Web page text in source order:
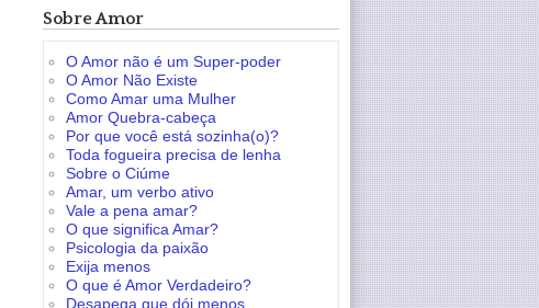
Sobre Amor
O Amor não é um Super-poder
O Amor Não Existe
Como Amar uma Mulher
Amor Quebra-cabeça
Por que você está sozinha(o)?
Toda fogueira precisa de lenha
Sobre o Ciúme
Amar, um verbo ativo
Vale a pena amar?
O que significa Amar?
Psicologia da paixão
Exija menos
O que é Amor Verdadeiro?
Desapega que dói menos